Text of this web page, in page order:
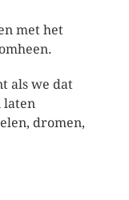
met het
als we dat
laten
dromen,